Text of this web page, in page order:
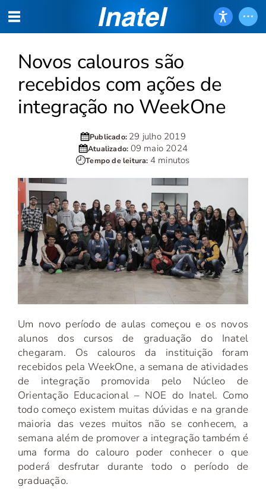
Novos calouros são
recebidos com ações de
integração no WeekOne
Publicado: 29 julho 2019
Atualizado: 09 maio 2024
Tempo de leitura: 4 minutos
Um novo período de aulas começou e os novos
alunos dos cursos de graduação do Inatel
chegaram. Os calouros da instituição foram
recebidos pela WeekOne, a semana de atividades
de integração promovida pelo Núcleo de
Orientação Educacional – NOE do Inatel. Como
todo começo existem muitas dúvidas e na grande
maioria das vezes muitos não se conhecem, a
semana além de promover a integração também é
uma forma do calouro poder conhecer o que
poderá desfrutar durante todo o período de
graduação.